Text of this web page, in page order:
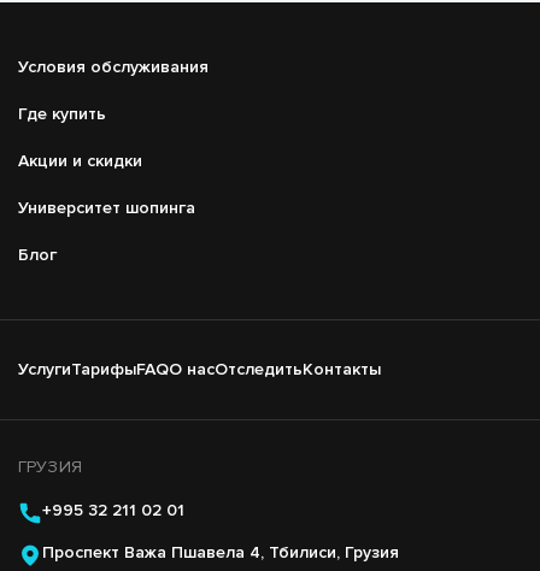
Подвал
навигация
УслугиТарифыFAQО насОтследитьКонтакты
Подвал
справа
Условия обслуживания
Где купить
Акции и скидки
Университет шопинга
Блог
ГРУЗИЯ
+995 32 211 02 01
Проспект Важа Пшавела 4, Тбилиси, Грузия